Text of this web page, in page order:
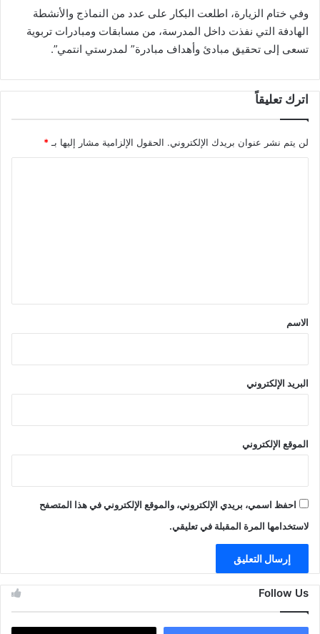
وفي ختام الزيارة، اطلعت البكار على عدد من النماذج والأنشطة
الهادفة التي نفذت داخل المدرسة، من مسابقات ومبادرات تربوية
تسعى إلى تحقيق مبادئ وأهداف مبادرة” لمدرستي انتمي”.
اترك تعليقاً
لن يتم نشر عنوان بريدك الإلكتروني. الحقول الإلزامية مشار إليها بـ *
*
الاسم
البريد الإلكتروني
الموقع الإلكتروني
احفظ اسمي، بريدي الإلكتروني، والموقع الإلكتروني في هذا المتصفح
لاستخدامها المرة المقبلة في تعليقي.
Follow Us